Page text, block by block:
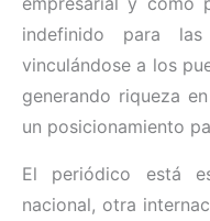
indefinido para
vinculándose a los
generando riqueza
un posicionamiento
El periódico está
nacional, otra